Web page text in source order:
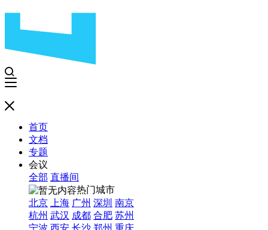
首页
文档
专题
会议
全部 直播间
热门城市
北京
上海 广州 深圳 南京
杭州 武汉 成都 合肥 苏州
宁波 西安 长沙 郑州 重庆